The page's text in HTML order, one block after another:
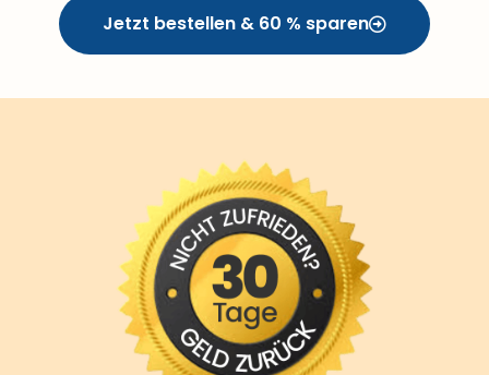
Jetzt bestellen & 60 % sparen